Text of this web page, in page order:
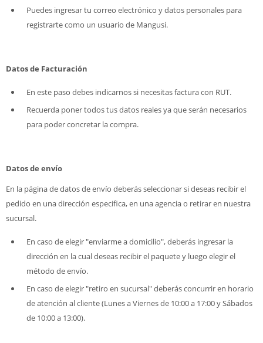
Puedes ingresar tu correo electrónico y datos personales para
registrarte como un usuario de Mangusi.
Datos de Facturación
En este paso debes indicarnos si necesitas factura con RUT.
Recuerda poner todos tus datos reales ya que serán necesarios
para poder concretar la compra.
Datos de envío
En la página de datos de envío deberás seleccionar si deseas recibir el
pedido en una dirección especifica, en una agencia o retirar en nuestra
sucursal.
En caso de elegir "enviarme a domicilio", deberás ingresar la
dirección en la cual deseas recibir el paquete y luego elegir el
método de envío.
En caso de elegir "retiro en sucursal" deberás concurrir en horario
de atención al cliente (Lunes a Viernes de 10:00 a 17:00 y Sábados
de 10:00 a 13:00).